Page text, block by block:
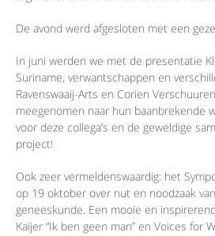
De avond werd afgesloten met een
In juni werden we met de presentatie
Suriname, verwantschappen en
Ravenswaaij-Arts en Corien
meegenomen naar hun baanbrekende
voor deze collega’s en de geweldige
project!
Ook zeer vermeldenswaardig: het
op 19 oktober over nut en noodzaak
geneeskunde. Een mooie en
Kaijer “Ik ben geen man” en Voices for